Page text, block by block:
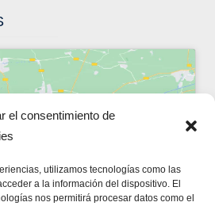
el consentimiento de
utilizamos tecnologías como las
a la información del dispositivo. El
nos permitirá procesar datos como el
este contenido